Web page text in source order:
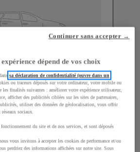
Longueur
3 700mm
mm
dépend de vos choix
sa déclaration de confidentialité (ouvre dans un
ou traceurs déposés sur votre ordinateur, votre mobile ou
les finalités suivantes : améliorer votre expérience utilisateur,
afficher des publicités ciblées sur les sites de partenaires,
utiliser des données de géolocalisation, vous offrir
sociaux.
fonctionnement du site et de nos services, et sont déposés
vous invitons à accepter les cookies de performance et/ou
perdriez des informations affichées sur notre site. Sous
Continuer sans accepter →